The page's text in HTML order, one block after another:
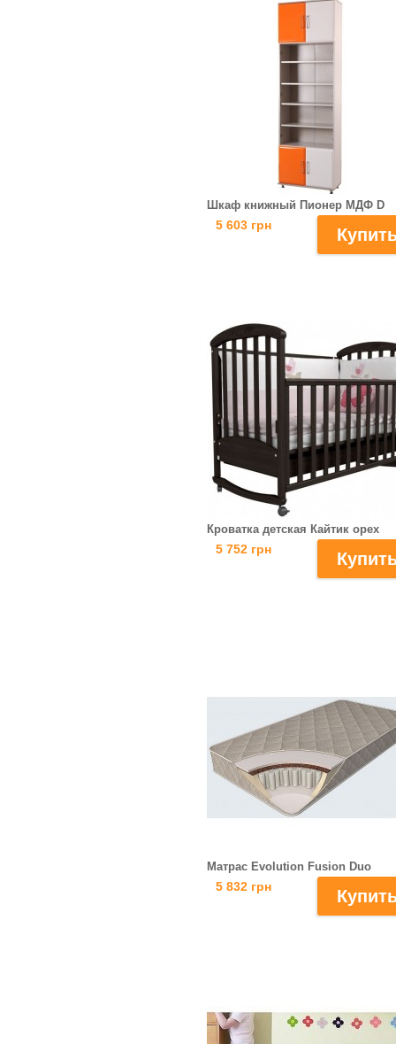
Шкаф книжный Пионер МДФ D
5 603 грн
Кроватка детская Кайтик орех
5 752 грн
Матрас Evolution Fusion Duo
5 832 грн